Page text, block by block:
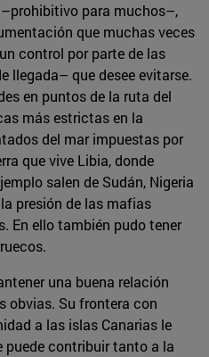
para muchos–,
que muchas veces
control por parte de las
llegada– que desee evitarse.
en puntos de la ruta del
más estrictas en la
del mar impuestas por
que vive Libia, donde
salen de Sudán, Nigeria
presión de las mafias
En ello también pudo tener
una buena relación
obvias. Su frontera con
a las islas Canarias le
puede contribuir tanto a la